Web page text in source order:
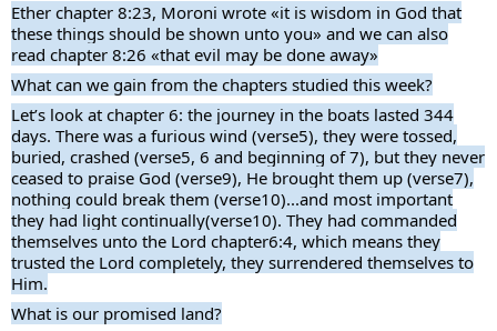
Ether chapter 8:23, Moroni wrote «it is wisdom in God that
these things should be shown unto you» and we can also
read chapter 8:26 «that evil may be done away»
What can we gain from the chapters studied this week?
Let’s look at chapter 6: the journey in the boats lasted 344
days. There was a furious wind (verse5), they were tossed,
buried, crashed (verse5, 6 and beginning of 7), but they never
ceased to praise God (verse9), He brought them up (verse7),
nothing could break them (verse10)...and most important
they had light continually(verse10). They had commanded
themselves unto the Lord chapter6:4, which means they
trusted the Lord completely, they surrendered themselves to
Him.
What is our promised land?